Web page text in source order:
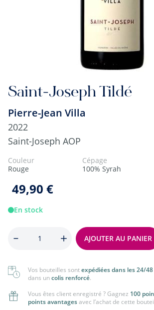
Saint-Joseph Tildé
Pierre-Jean Villa
2022
Saint-Joseph AOP
Couleur
Rouge
Cépage
100% Syrah
49,90 €
En stock
AJOUTER AU PANIER
Vos bouteilles sontexpédiées dans les 24/
dans uncolis renforcé.
Vous êtes client enregistré ? Gagnez 100
points avantagesavec l’achat de cette